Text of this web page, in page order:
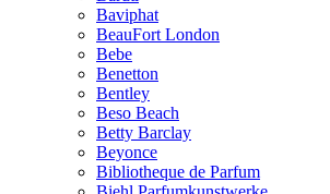
Baviphat
BeauFort London
Bebe
Benetton
Bentley
Beso Beach
Betty Barclay
Beyonce
Bibliotheque de Parfum